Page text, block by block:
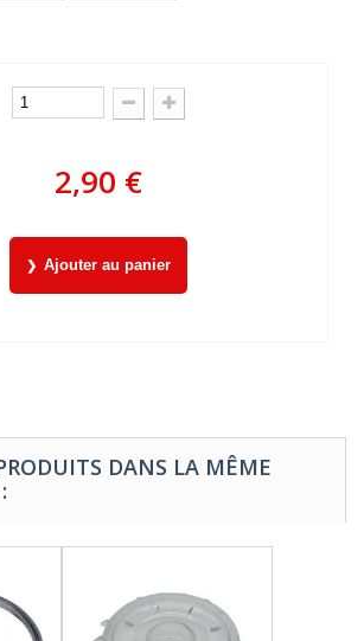
2,90 €
Ajouter au panier
DANS LA MÊME